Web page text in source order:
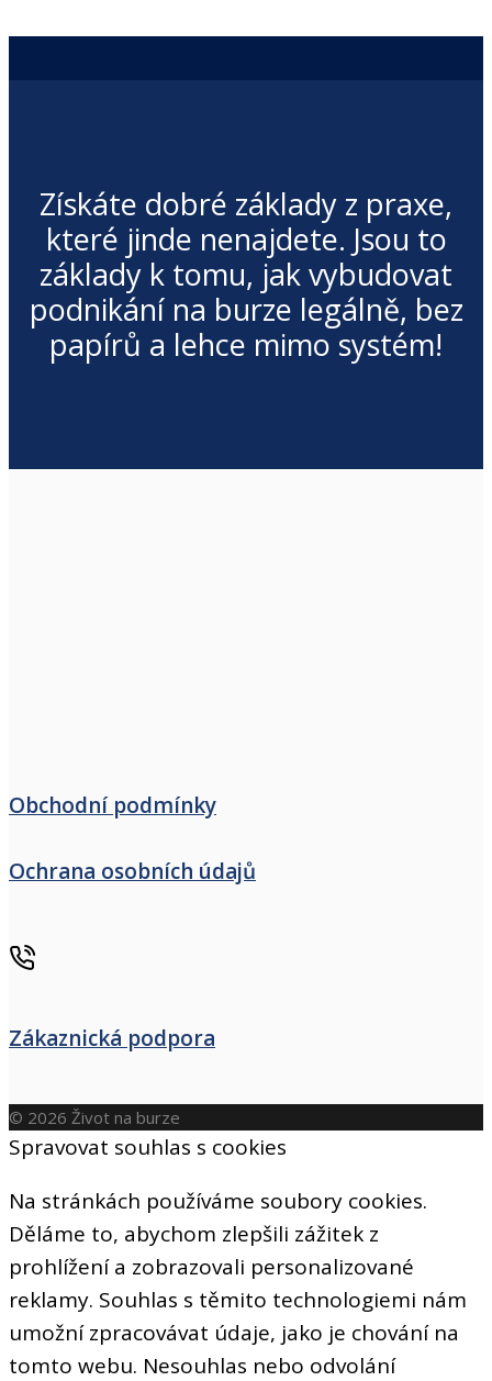
Získáte dobré základy z praxe,
které jinde nenajdete. Jsou to
základy k tomu, jak vybudovat
podnikání na burze legálně, bez
papírů a lehce mimo systém!
Obchodní podmínky
Ochrana osobních údajů
Zákaznická podpora
© 2026 Život na burze
Spravovat souhlas s cookies
Na stránkách používáme soubory cookies.
Děláme to, abychom zlepšili zážitek z
prohlížení a zobrazovali personalizované
reklamy. Souhlas s těmito technologiemi nám
umožní zpracovávat údaje, jako je chování na
tomto webu. Nesouhlas nebo odvolání